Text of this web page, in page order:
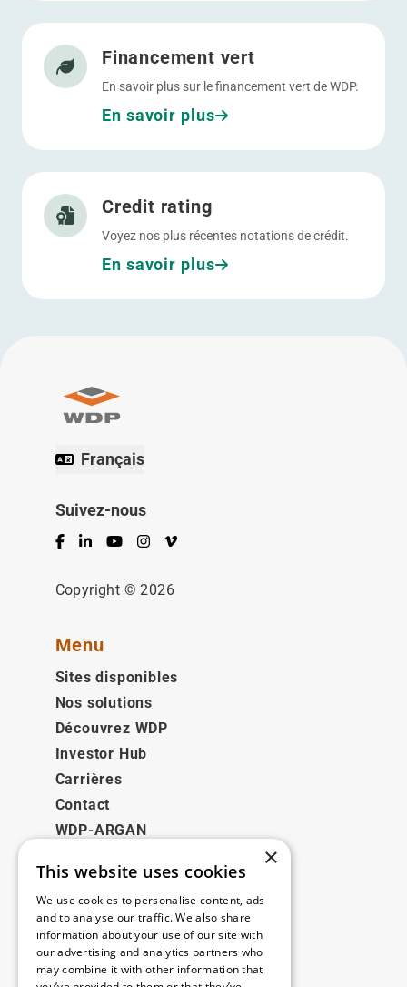
Financement vert
En savoir plus sur le financement vert de WDP.
En savoir plus
Allez à Financement vert
Credit rating
Voyez nos plus récentes notations de crédit.
En savoir plus
Allez à Credit rating
Français
Suivez-nous
Facebook
LinkedInYouTubeInstagram
Vimeo
Copyright © 2026
Menu
Sites disponibles
Nos solutions
Découvrez WDP
Investor Hub
Carrières
Contact
WDP-ARGAN
Juridique
Disclaimer
Politique de confidentialité
Cookie Policy
×
This website uses cookies
We use cookies to personalise content, ads
and to analyse our traffic. We also share
information about your use of our site with
our advertising and analytics partners who
may combine it with other information that